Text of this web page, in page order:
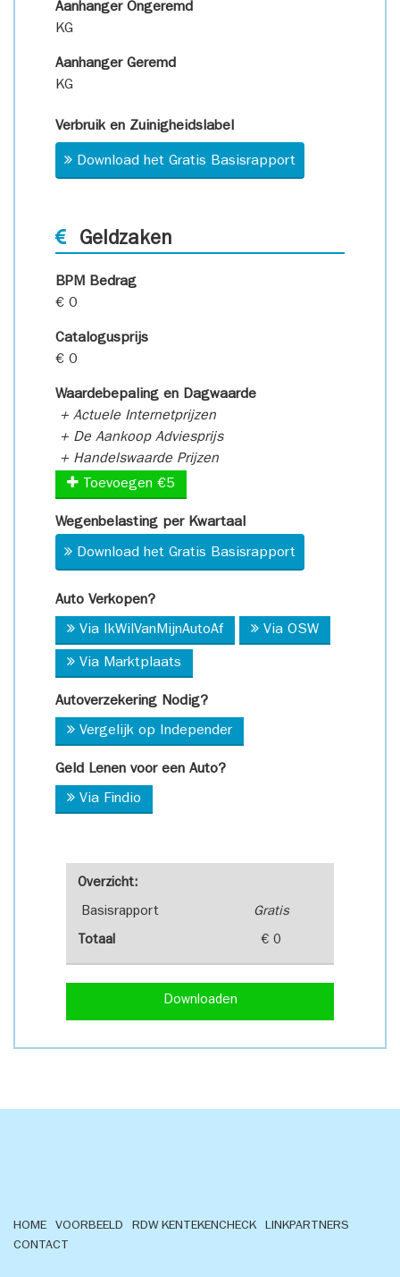
Overzicht:
Basisrapport Gratis
Totaal € 0
Downloaden
Aanhanger Ongeremd
KG
Aanhanger Geremd
KG
Verbruik en Zuinigheidslabel
Download het Gratis Basisrapport
Geldzaken
BPM Bedrag
€ 0
Catalogusprijs
€ 0
Waardebepaling en Dagwaarde
+ Actuele Internetprijzen
+ De Aankoop Adviesprijs
+ Handelswaarde Prijzen
Toevoegen €5
Wegenbelasting per Kwartaal
Download het Gratis Basisrapport
Auto Verkopen?
Via IkWilVanMijnAutoAf Via OSW
Via Marktplaats
Autoverzekering Nodig?
Vergelijk op Independer
Geld Lenen voor een Auto?
Via Findio
HOME VOORBEELD RDW KENTEKENCHECK
LINKPARTNERS
CONTACT